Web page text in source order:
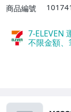
商品編號
7-ELEVEN
不限金額、